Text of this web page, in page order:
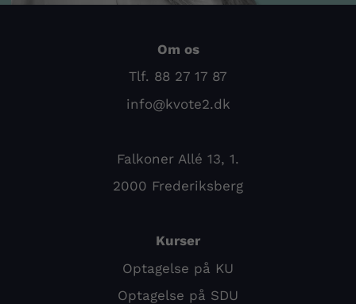
Om os
Tlf. 88 27 17 87
info@kvote2.dk
Falkoner Allé 13, 1.
2000 Frederiksberg
Kurser
Optagelse på KU
Optagelse på SDU